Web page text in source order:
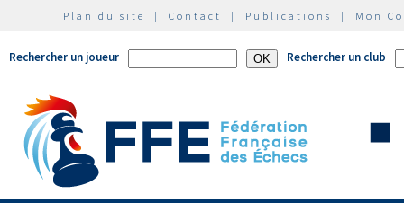
Plan du site | Contact | Publications | Mon
Rechercher un joueur Rechercher un club